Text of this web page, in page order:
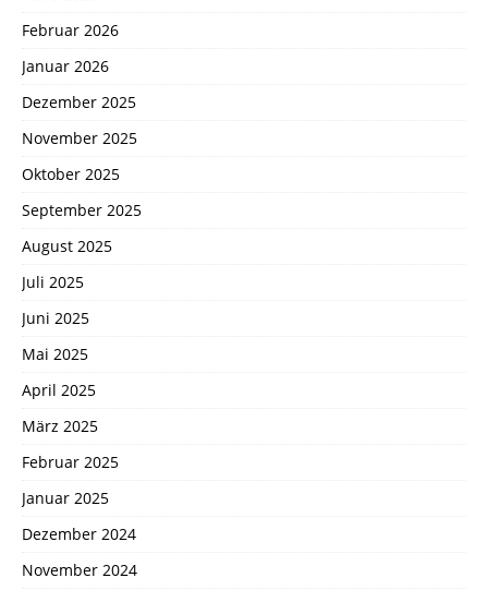
Februar 2026
Januar 2026
Dezember 2025
November 2025
Oktober 2025
September 2025
August 2025
Juli 2025
Juni 2025
Mai 2025
April 2025
März 2025
Februar 2025
Januar 2025
Dezember 2024
November 2024